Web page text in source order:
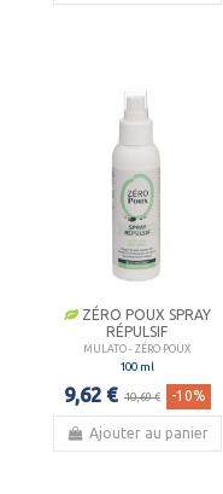
ZÉRO POUX SPRAY
RÉPULSIF
MULATO - ZÉRO POUX
100 ml
9,62 € 10,69 € -10%
Ajouter au panier